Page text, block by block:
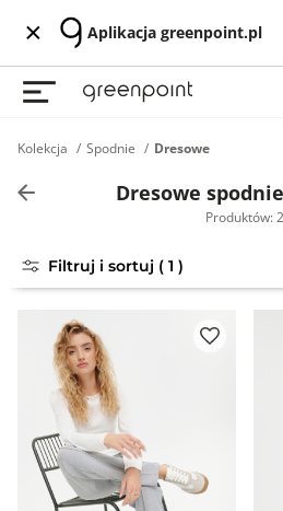
Aplikacja greenpoint.pl
Kolekcja Spodnie Dresowe
Dresowe
Produktów: 2
Filtruj i sortuj ( 1 )